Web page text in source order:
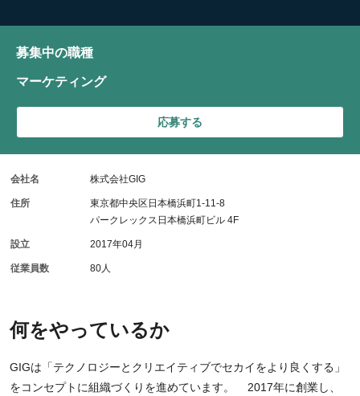
何をやっているか
GIGは「テクノロジーとクリエイティブでセカイをより良くする」
をコンセプトに組織づくりを進めています。 2017年に創業し、
募集中の職種
マーケティング
応募する
会社名 株式会社GIG
住所
東京都中央区日本橋浜町1-11-8
パークレックス日本橋浜町ビル 4F
設立 2017年04月
従業員数 80人